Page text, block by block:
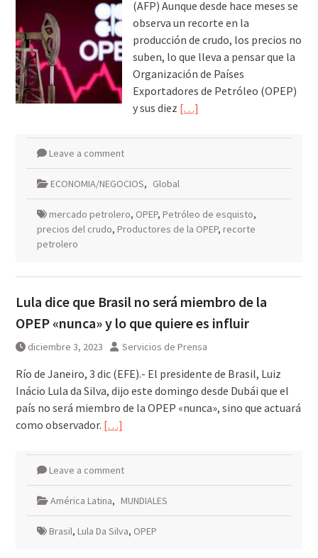
(AFP) Aunque desde hace meses se
observa un recorte en la
producción de crudo, los precios no
suben, lo que lleva a pensar que la
Organización de Países
Exportadores de Petróleo (OPEP)
y sus diez […]
Leave a comment
ECONOMIA/NEGOCIOS, Global
mercado petrolero, OPEP, Petróleo de esquisto,
precios del crudo, Productores de la OPEP, recorte
petrolero
Lula dice que Brasil no será miembro de la
OPEP «nunca» y lo que quiere es influir
diciembre 3, 2023 Servicios de Prensa
Río de Janeiro, 3 dic (EFE).- El presidente de Brasil, Luiz
Inácio Lula da Silva, dijo este domingo desde Dubái que el
país no será miembro de la OPEP «nunca», sino que actuará
como observador. […]
Leave a comment
América Latina, MUNDIALES
Brasil, Lula Da Silva, OPEP